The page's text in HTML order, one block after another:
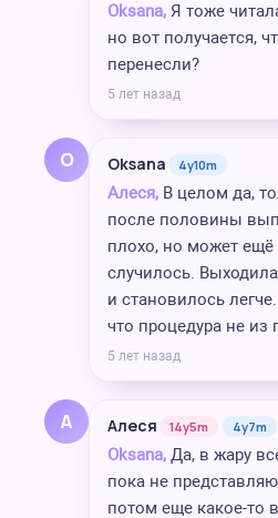
Oksana, Я тоже
но вот получается,
перенесли?
5 лет назад
O Oksana 4y10m
Алеся, В целом да,
после половины
плохо, но может ещё
случилось.
и становилось
что процедура не из
5 лет назад
А Алеся 14y5m 4y7m
Oksana, Да, в жару
пока не
потом еще какое-то